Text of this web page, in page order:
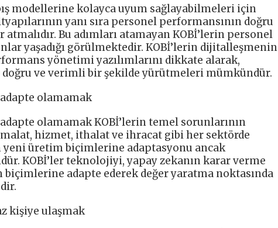
modellerine kolayca uyum sağlayabilmeleri için
yanı sıra personel performansının doğru
atmalıdır. Bu adımları atamayan KOBİ’lerin personel
yaşadığı görülmektedir. KOBİ’lerin dijitalleşmenin
yönetimi yazılımlarını dikkate alarak,
doğru ve verimli bir şekilde yürütmeleri mümkündür.
olamamak
olamamak KOBİ’lerin temel sorunlarının
hizmet, ithalat ve ihracat gibi her sektörde
yeni üretim biçimlerine adaptasyonu ancak
KOBİ’ler teknolojiyi, yapay zekanın karar verme
adapte ederek değer yaratma noktasında
kişiye ulaşmak